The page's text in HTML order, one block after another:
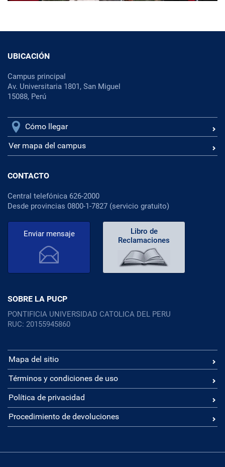
UBICACIÓN
Campus principal
Av. Universitaria 1801, San Miguel
15088, Perú
Cómo llegar
Ver mapa del campus
CONTACTO
Central telefónica 626-2000
Desde provincias 0800-1-7827 (servicio gratuito)
Enviar mensaje
Libro de
Reclamaciones
SOBRE LA PUCP
PONTIFICIA UNIVERSIDAD CATOLICA DEL PERU
RUC: 20155945860
Mapa del sitio
Términos y condiciones de uso
Política de privacidad
Procedimiento de devoluciones